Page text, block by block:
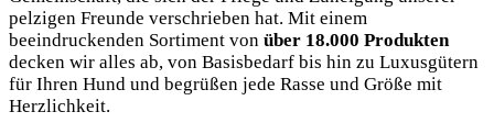
pelzigen Freunde verschrieben hat. Mit einem
beeindruckenden Sortiment von über 18.000 Produkten
decken wir alles ab, von Basisbedarf bis hin zu Luxusgütern
für Ihren Hund und begrüßen jede Rasse und Größe mit
Herzlichkeit.